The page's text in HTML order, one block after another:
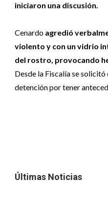
iniciaron una discusión.
Cenardo agredió
violento y con un vidrio
del rostro, provocando
Desde la Fiscalía se
detención por tener
Últimas Noticias